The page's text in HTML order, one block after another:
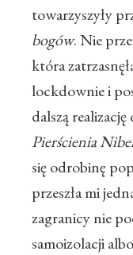
towarzyszyły
bogów. Nie
która
lockdownie i
dalszą
Pierścienia
się odrobinę
przeszła mi
zagranicy nie
samoizolacji